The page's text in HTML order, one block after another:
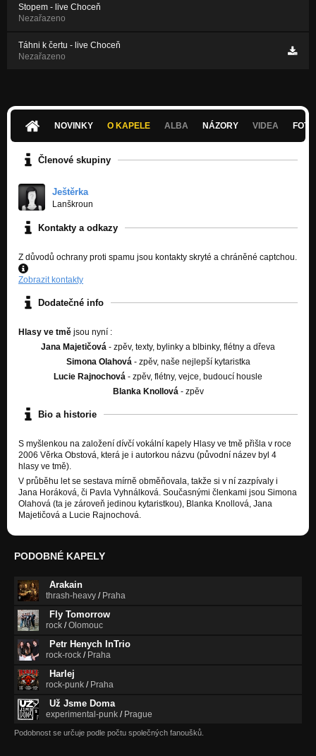
Stopem - live Choceň
Nezařazeno
Táhni k čertu - live Choceň
Nezařazeno
NOVINKY O KAPELE ALBA NÁZORY VIDEA
Členové skupiny
Ještěrka
Lanškroun
Kontakty a odkazy
Z důvodů ochrany proti spamu jsou kontakty skryté a chráněné captchou.
Zobrazit kontakty
Dodatečné info
Hlasy ve tmě jsou nyní :
Jana Majetičová - zpěv, texty, bylinky a blbinky, flétny a dřeva
Simona Olahová- zpěv, naše nejlepší kytaristka
Lucie Rajnochová - zpěv, flétny, vejce, budoucí housle
Blanka Knollová- zpěv
Bio a historie
S myšlenkou na založení dívčí vokální kapely Hlasy ve tmě přišla v roce
2006 Věrka Obstová, která je i autorkou názvu (původní název byl 4
hlasy ve tmě).
V průběhu let se sestava mírně obměňovala, takže si v ní zazpívaly i
Jana Horáková, či Pavla Vyhnálková. Současnými členkami jsou Simona
Olahová (ta je zároveň jedinou kytaristkou), Blanka Knollová, Jana
Majetičová a Lucie Rajnochová.
PODOBNÉ KAPELY
Arakain
thrash-heavy / Praha
Fly Tomorrow
rock /Olomouc
Petr Henych InTrio
rock-rock / Praha
Harlej
rock-punk / Praha
Už Jsme Doma
experimental-punk / Prague
Podobnost se určuje podle počtu společných fanoušků.